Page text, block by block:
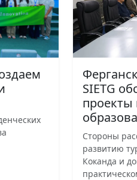
SIETG
проекты
Стороны
развитию
Коканда и